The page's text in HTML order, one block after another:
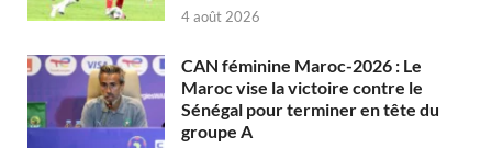
4 août 2026
CAN féminine Maroc-2026 : Le
Maroc vise la victoire contre le
Sénégal pour terminer en tête du
groupe A